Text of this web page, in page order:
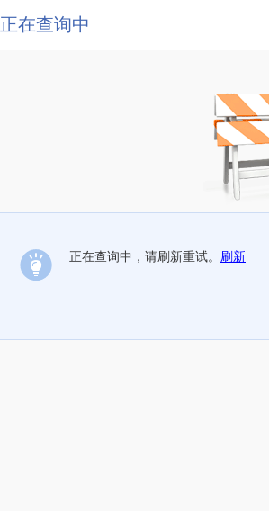
正在查询中
正在查询中，请刷新重试。 刷新